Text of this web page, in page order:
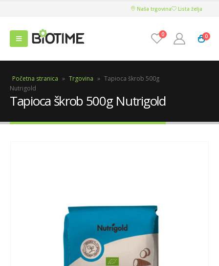
Naša trgovina Lista želja
0 0
Početna stranica » Trgovina » Tapioca škrob 500g
Nutrigold
Tapioca škrob 500g Nutrigold